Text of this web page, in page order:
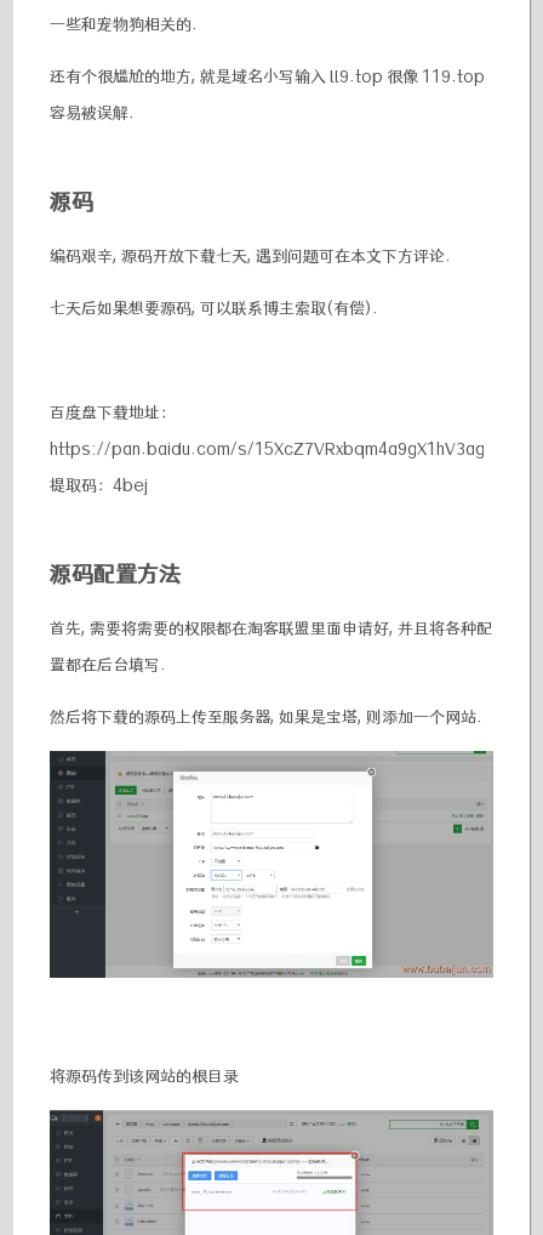
一些和宠物狗相关的.
还有个很尴尬的地方, 就是域名小写输入 ll9.top 很像 119.top
容易被误解.
源码
编码艰辛, 源码开放下载七天, 遇到问题可在本文下方评论.
七天后如果想要源码, 可以联系博主索取(有偿).
百度盘下载地址：
https://pan.baidu.com/s/15XcZ7VRxbqm4a9gX1hV3ag
提取码：4bej
源码配置方法
首先, 需要将需要的权限都在淘客联盟里面申请好, 并且将各种配
置都在后台填写.
然后将下载的源码上传至服务器, 如果是宝塔, 则添加一个网站.
将源码传到该网站的根目录